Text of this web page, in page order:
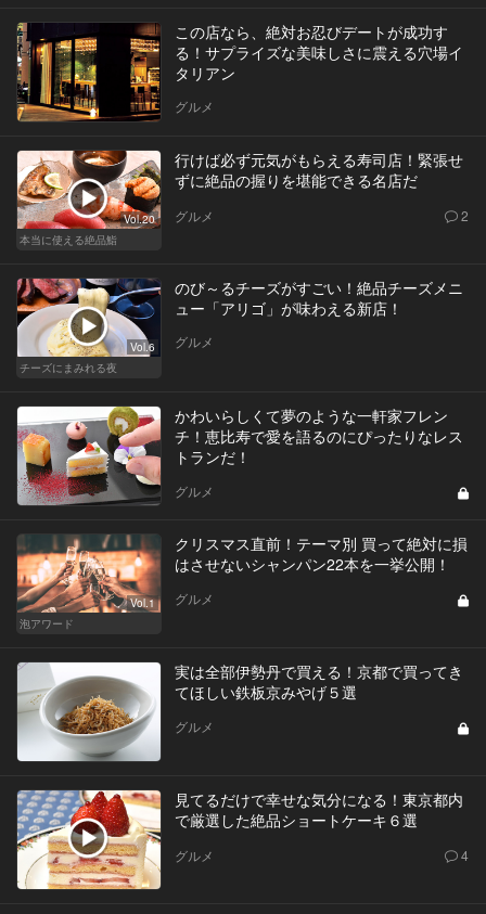
この店なら、絶対お忍びデートが成功す
る！サプライズな美味しさに震える穴場イ
タリアン
グルメ
Vol.20
本当に使える絶品鮨
行けば必ず元気がもらえる寿司店！緊張せ
ずに絶品の握りを堪能できる名店だ
グルメ 2
Vol.6
チーズにまみれる夜
のび～るチーズがすごい！絶品チーズメニ
ュー「アリゴ」が味わえる新店！
グルメ
かわいらしくて夢のような一軒家フレン
チ！恵比寿で愛を語るのにぴったりなレス
トランだ！
グルメ
Vol.1
泡アワード
クリスマス直前！テーマ別 買って絶対に損
はさせないシャンパン22本を一挙公開！
グルメ
実は全部伊勢丹で買える！京都で買ってき
てほしい鉄板京みやげ５選
グルメ
見てるだけで幸せな気分になる！東京都内
で厳選した絶品ショートケーキ６選
グルメ 4